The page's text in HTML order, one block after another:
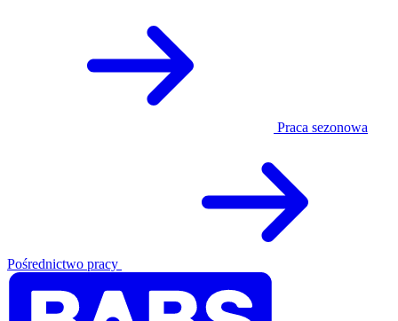
Praca sezonowa
Pośrednictwo pracy